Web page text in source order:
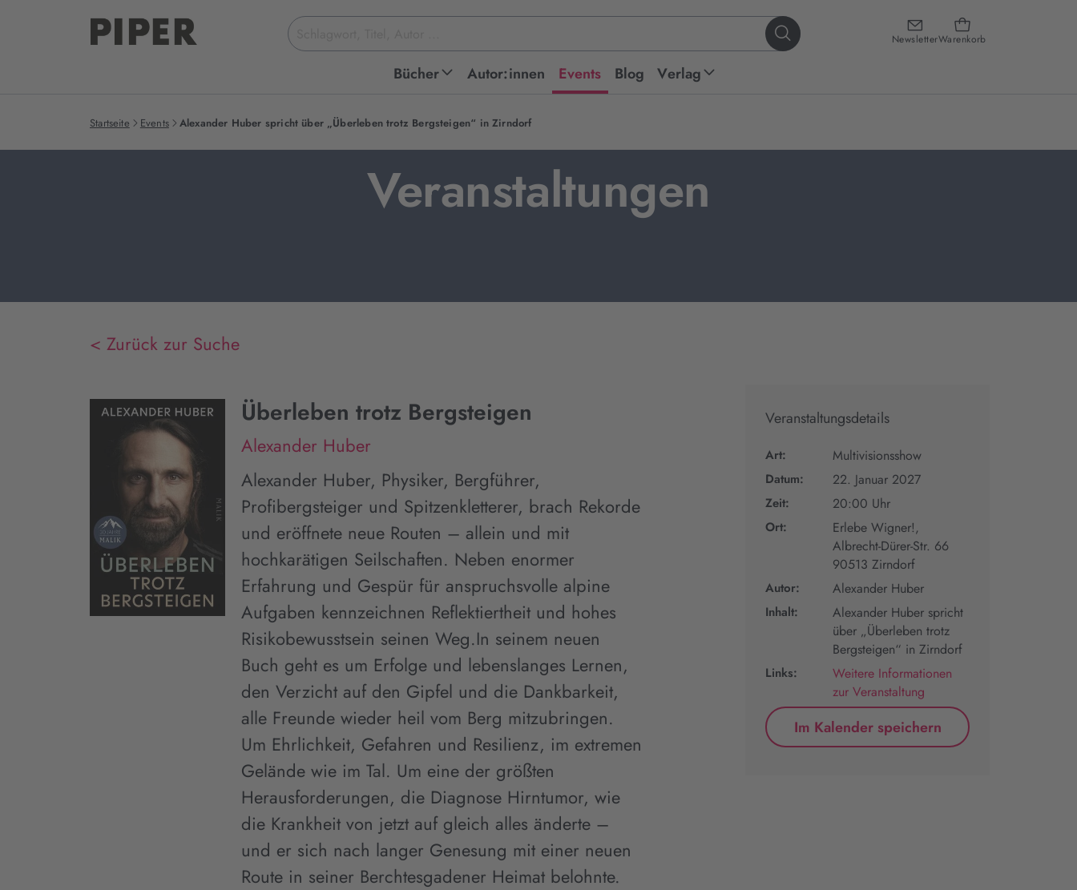
NewsletterWarenkorb
Suchbegriff
eingeben
Bücher Autor:innen Events Blog Verlag
Startseite Events Alexander Huber spricht über „Überleben trotz Bergsteigen“ in Zirndorf
Veranstaltungen
< Zurück zur Suche
Überleben trotz Bergsteigen
Alexander Huber
Alexander Huber, Physiker, Bergführer,
Profibergsteiger und Spitzenkletterer, brach Rekorde
und eröffnete neue Routen – allein und mit
hochkarätigen Seilschaften. Neben enormer
Erfahrung und Gespür für anspruchsvolle alpine
Aufgaben kennzeichnen Reflektiertheit und hohes
Risikobewusstsein seinen Weg.In seinem neuen
Buch geht es um Erfolge und lebenslanges Lernen,
den Verzicht auf den Gipfel und die Dankbarkeit,
alle Freunde wieder heil vom Berg mitzubringen.
Um Ehrlichkeit, Gefahren und Resilienz, im extremen
Gelände wie im Tal. Um eine der größten
Herausforderungen, die Diagnose Hirntumor, wie
die Krankheit von jetzt auf gleich alles änderte –
und er sich nach langer Genesung mit einer neuen
Route in seiner Berchtesgadener Heimat belohnte.
Veranstaltungsdetails
Art: Multivisionsshow
Datum: 22. Januar 2027
Zeit: 20:00 Uhr
Ort:
Erlebe Wigner!,
Albrecht-Dürer-Str. 66
90513 Zirndorf
Autor: Alexander Huber
Inhalt:
Alexander Huber spricht
über „Überleben trotz
Bergsteigen“ in Zirndorf
Links:
Weitere Informationen
zur Veranstaltung
Im Kalender speichern